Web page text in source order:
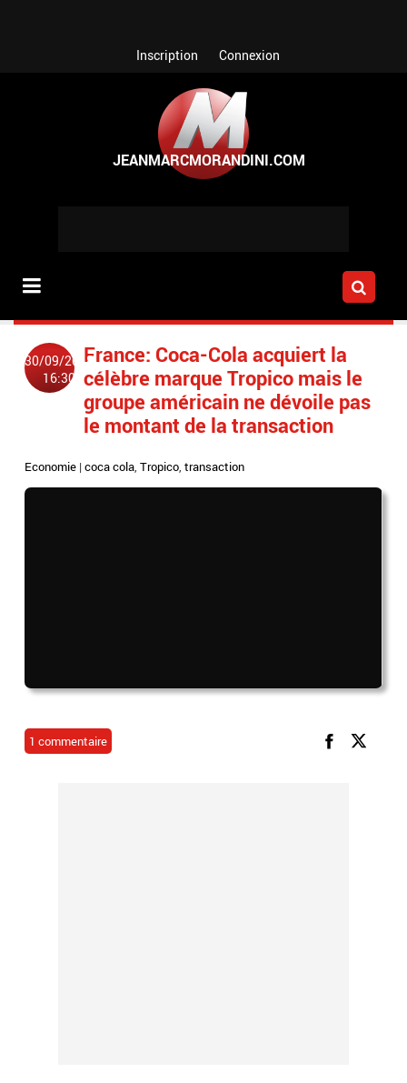
Inscription Connexion
30/09/2018
16:30
France: Coca-Cola acquiert la
célèbre marque Tropico mais le
groupe américain ne dévoile pas
le montant de la transaction
Economie |coca cola,Tropico,transaction
1 commentaire